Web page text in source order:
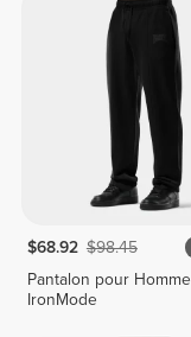
$68.92 $98.45
Pantalon pour Homme
IronMode